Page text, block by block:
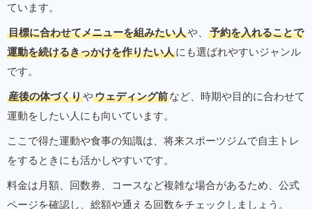
ています。
目標に合わせてメニューを組みたい人や、
予約を入れることで
運動を続けるきっかけを作りたい人にも選ばれやすいジャンル
です。
産後の体づくりやウェディング前など、時期や目的に合わせて
運動をしたい人にも向いています。
ここで得た運動や食事の知識は、将来スポーツジムで自主トレ
をするときにも活かしやすいです。
料金は月額、回数券、コースなど複雑な場合があるため、公式
ページを確認し、総額や通える回数をチェックしましょう。